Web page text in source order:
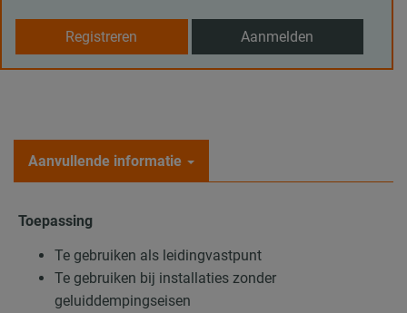
Registreren Aanmelden
Aanvullende informatie
Toepassing
Te gebruiken als leidingvastpunt
Te gebruiken bij installaties zonder
geluiddempingseisen